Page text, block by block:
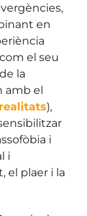
en
el seu
la
amb el
),
i
i
el plaer i la